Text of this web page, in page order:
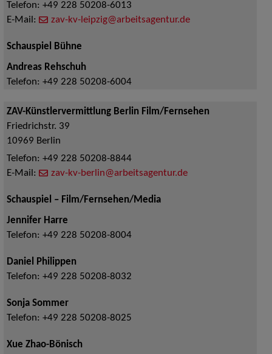
Telefon: +49 228 50208-6013
E-Mail:
zav-kv-leipzig@arbeitsagentur.de
Schauspiel Bühne
Andreas Rehschuh
Telefon: +49 228 50208-6004
ZAV-Künstlervermittlung Berlin Film/Fernsehen
Friedrichstr. 39
10969 Berlin
Telefon: +49 228 50208-8844
E-Mail:
zav-kv-berlin@arbeitsagentur.de
Schauspiel – Film/Fernsehen/Media
Jennifer Harre
Telefon: +49 228 50208-8004
Daniel Philippen
Telefon: +49 228 50208-8032
Sonja Sommer
Telefon: +49 228 50208-8025
Xue Zhao-Bönisch